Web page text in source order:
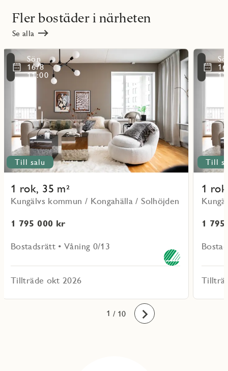
Fler bostäder i närheten
Se alla
Till salu
1 rok, 35 m²
Kungälvs kommun / Kongahälla / Solhöjden
1 795 000 kr
Bostadsrätt • Våning 0/13
Tillträde okt 2026
Sön
16/8
11:00
Läs
mer
objekt
Till
1
1
Läs
mer
objekt
1
2
3
4
5
6
7
8
9
10 / 10 Framåt